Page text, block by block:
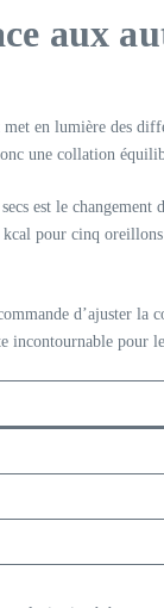
aux
met en lumière des
une collation
est le
pour cinq
d’ajuster la
incontournable pour